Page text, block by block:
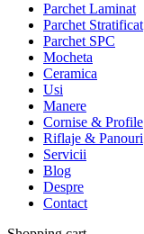
Parchet Laminat
Parchet Stratificat
Parchet SPC
Mocheta
Ceramica
Usi
Manere
Cornise & Profile
Riflaje & Panouri
Servicii
Blog
Despre
Contact